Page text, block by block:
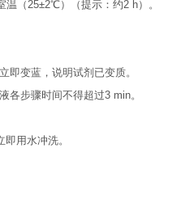
温（25±2℃）（提示：约2 h）。
即变蓝，说明试剂已变质。
各步骤时间不得超过3 min。
用水冲洗。